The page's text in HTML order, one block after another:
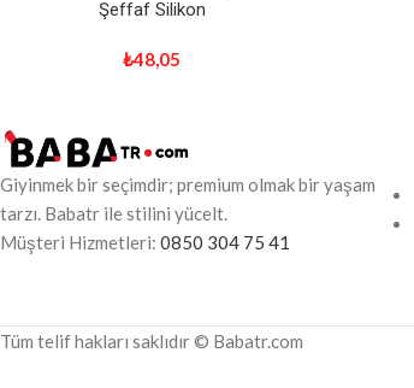
Şeffaf Silikon
₺48,05
Giyinmek bir seçimdir; premium olmak bir yaşam
tarzı. Babatr ile stilini yücelt.
Müşteri Hizmetleri: 0850 304 75 41
Tüm telif hakları saklıdır © Babatr.com